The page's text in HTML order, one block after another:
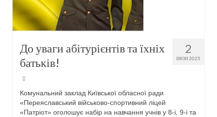
2
ИЮН 2025
До уваги абітурієнтів та їхніх
батьків!
Комунальний заклад Київської обласної ради
«Переяславський військово-спортивний ліцей
«Патріот» оголошує набір на навчання учнів у 8-і, 9-і та